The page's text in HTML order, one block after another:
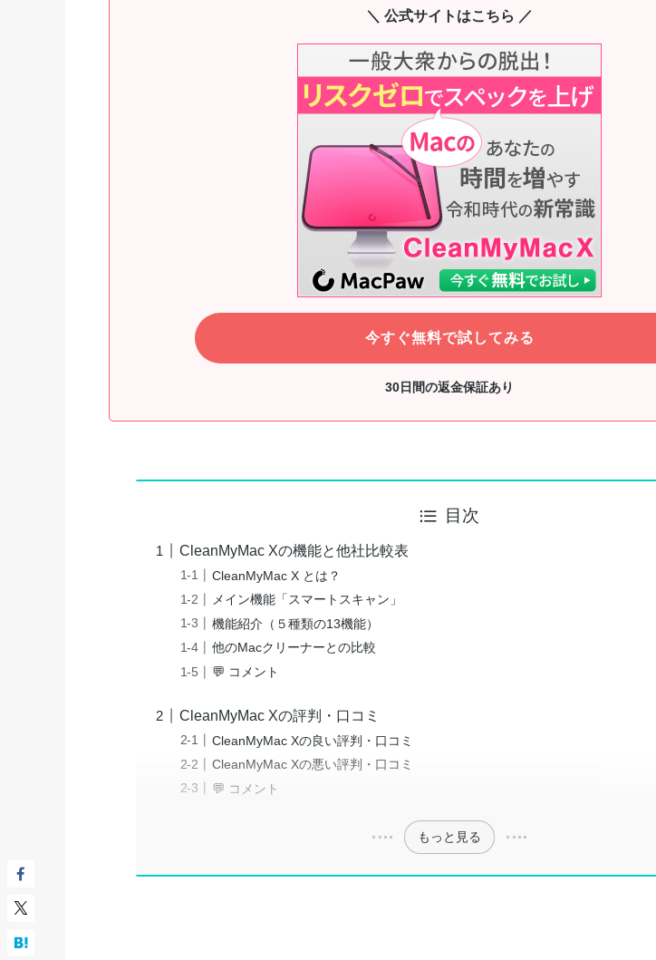
＼ 公式サイトはこちら ／
今すぐ無料で試してみる
30日間の返金保証あり
目次
CleanMyMac Xの機能と他社比較表
CleanMyMac X とは？
メイン機能「スマートスキャン」
機能紹介（５種類の13機能）
他のMacクリーナーとの比較
💬 コメント
CleanMyMac Xの評判・口コミ
CleanMyMac Xの良い評判・口コミ
CleanMyMac Xの悪い評判・口コミ
💬 コメント
もっと見る